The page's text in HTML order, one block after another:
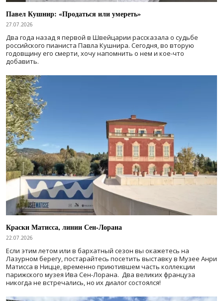
Павел Кушнир: «Продаться или умереть»
27.07.2026
Два года назад я первой в Швейцарии рассказала о судьбе
российского пианиста Павла Кушнира. Сегодня, во вторую
годовщину его смерти, хочу напомнить о нем и кое-что
добавить.
Краски Матисса, линии Сен-Лорана
22.07.2026
Если этим летом или в бархатный сезон вы окажетесь на
Лазурном берегу, постарайтесь посетить выставку в Музее Анри
Матисса в Ницце, временно приютившем часть коллекции
парижского музея Ива Сен-Лорана. Два великих француза
никогда не встречались, но их диалог состоялся!